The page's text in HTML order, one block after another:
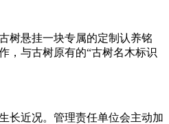
悬挂一块专属的定制认养铭
，与古树原有的“古树名木标识
近况。管理责任单位会主动加